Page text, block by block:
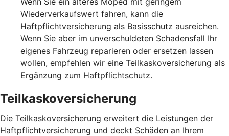
Wiederverkaufswert fahren, kann die
Haftpflichtversicherung als Basisschutz ausreichen.
Wenn Sie aber im unverschuldeten Schadensfall Ihr
eigenes Fahrzeug reparieren oder ersetzen lassen
wollen, empfehlen wir eine Teilkaskoversicherung als
Ergänzung zum Haftpflichtschutz.
Teilkaskoversicherung
Die Teilkaskoversicherung erweitert die Leistungen der
Haftpflichtversicherung und deckt Schäden an Ihrem